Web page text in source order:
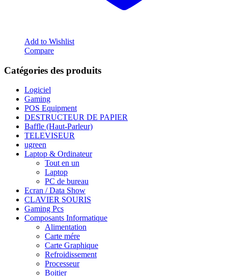
Add to Wishlist
Compare
Catégories des produits
Logiciel
Gaming
POS Equipment
DESTRUCTEUR DE PAPIER
Baffle (Haut-Parleur)
TELEVISEUR
ugreen
Laptop & Ordinateur
Tout en un
Laptop
PC de bureau
Ecran / Data Show
CLAVIER SOURIS
Gaming Pcs
Composants Informatique
Alimentation
Carte mére
Carte Graphique
Refroidissement
Processeur
Boitier